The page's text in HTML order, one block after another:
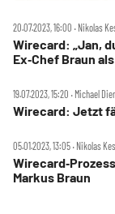
20.07.2023, 16:00 ‧ Nikolas
Wirecard: „Jan,
Ex‑Chef Braun
19.07.2023, 15:20 ‧ Michael
Wirecard: Jetzt
05.01.2023, 13:05 ‧ Nikolas
Markus Braun